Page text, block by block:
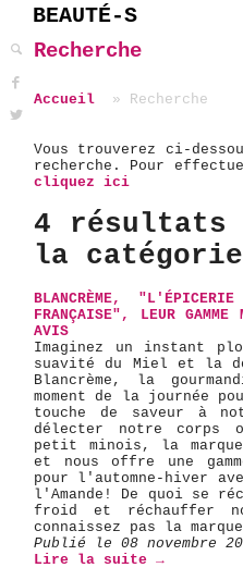
BEAUTÉ-S
Recherche
Accueil Recherche
Vous trouverez ci-
recherche. Pour
cliquez ici
4 résultats
la
BLANCRÈME,
FRANÇAISE", LEUR
AVIS
Imaginez un instant
suavité du Miel et la
Blancrème, la
moment de la journée
touche de saveur à
délecter notre corps
petit minois, la
et nous offre une
pour l'automne-hiver
l'Amande! De quoi se
froid et réchauffer
connaissez pas la
Publié le 08 novembre
Lire la suite →